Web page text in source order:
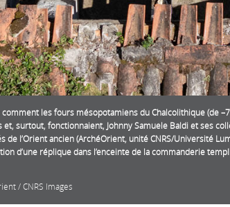
les fours mésopotamiens du Chalcolithique (de
surtout, fonctionnaient, Johnny Samuele Baldi et ses
de l’Orient ancien (ArchéOrient, unité CNRS/Université
d’une réplique dans l’enceinte de la commanderie
/ CNRS Images